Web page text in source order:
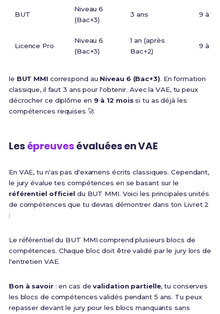
BUT
Niveau 6
(Bac+3)
3 ans 9 à 12
Licence Pro
Niveau 6
(Bac+3)
1 an (après
Bac+2)
9 à 12
le BUT MMIcorrespond au Niveau 6 (Bac+3). En formation
classique, il faut 3 ans pour l'obtenir. Avec la VAE, tu peux
décrocher ce diplôme en 9 à 12 moissi tu as déjà les
compétences requises 🚀
Lesépreuvesévaluées en VAE
En VAE, tu n'as pas d'examens écrits classiques. Cependant,
le jury évalue tes compétences en se basant sur le
référentiel officieldu BUT MMI. Voici les principales unités
de compétences que tu devras démontrer dans ton Livret 2
:
Le référentiel du BUT MMI comprend plusieurs blocs de
compétences. Chaque bloc doit être validé par le jury lors de
l'entretien VAE.
Bon à savoir: en cas devalidation partielle, tu conserves
les blocs de compétences validés pendant 5 ans. Tu peux
repasser devant le jury pour les blocs manquants sans